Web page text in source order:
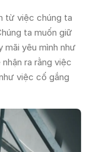
từ việc chúng ta
ta muốn giữ
mãi yêu mình như
ra rằng việc
việc cố gắng